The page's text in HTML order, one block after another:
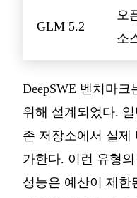
GLM 5.2
오
소
DeepSWE 벤치마
위해 설계되었다.
존 저장소에서 실제
가한다. 이런 유형
성능은 예산이 제한